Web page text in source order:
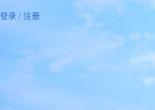
登录 / 注册